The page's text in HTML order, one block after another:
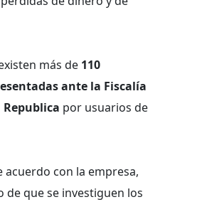
más de 110
ante la Fiscalía
Republica por usuarios de
acuerdo con la empresa,
de que se investiguen los